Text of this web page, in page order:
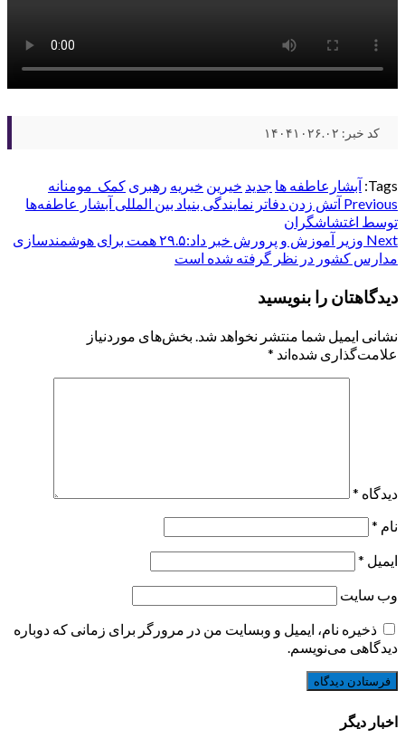
کد خبر: ۱۴۰۴۱۰۲۶.۰۲
Tags: آبشارعاطفه ها جدید خیرین خیریه رهبری کمک_مومنانه
Post
navigation
Previous آتش زدن دفاتر نمایندگی بنیاد بین المللی آبشار عاطفه‌ها
توسط اغتشاشگران
Next
وزیر آموزش و پرورش خبر داد:۲۹.۵ همت برای هوشمندسازی
مدارس کشور در نظر گرفته شده است
دیدگاهتان را بنویسید
نشانی ایمیل شما منتشر نخواهد شد. بخش‌های موردنیاز
علامت‌گذاری شده‌اند *
دیدگاه *
نام *
ایمیل *
وب‌ سایت
ذخیره نام، ایمیل و وبسایت من در مرورگر برای زمانی که دوباره
دیدگاهی می‌نویسم.
اخبار دیگر